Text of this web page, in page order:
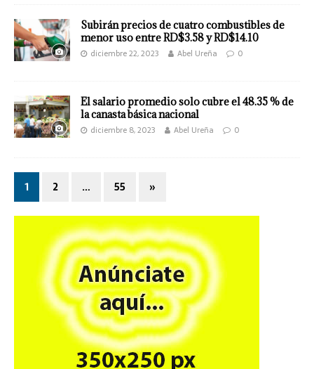
Subirán precios de cuatro combustibles de
menor uso entre RD$3.58 y RD$14.10
diciembre 22, 2023 Abel Ureña 0
El salario promedio solo cubre el 48.35 % de
la canasta básica nacional
diciembre 8, 2023 Abel Ureña 0
1 2 … 55 »